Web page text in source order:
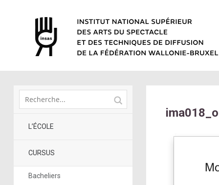
L’ÉCOLE
CURSUS
Bacheliers